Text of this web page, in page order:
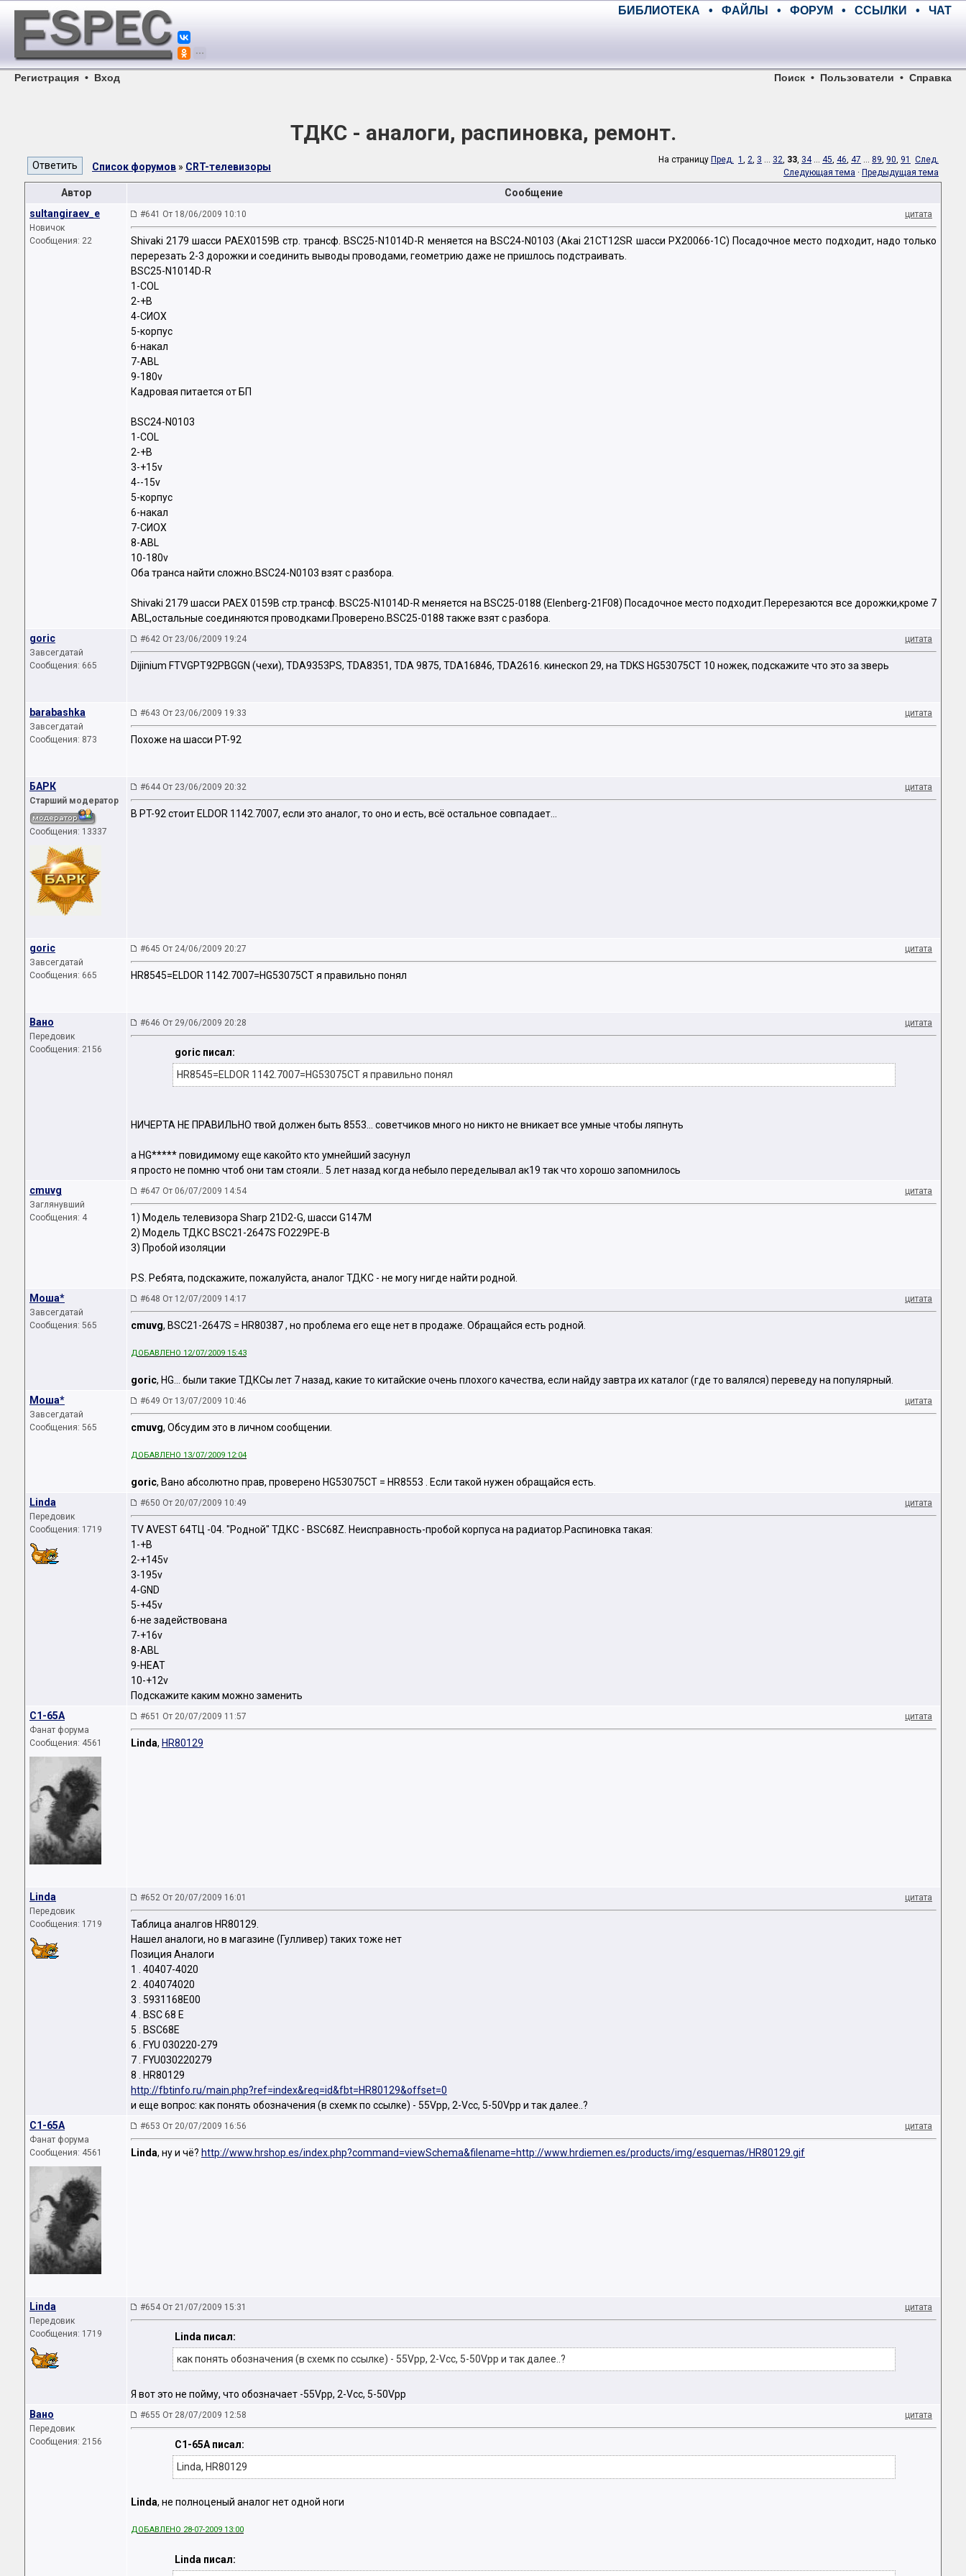
БИБЛИОТЕКА • ФАЙЛЫ • ФОРУМ • ССЫЛКИ • ЧАТ
Регистрация • Вход Поиск • Пользователи • Справка
ТДКС - аналоги, распиновка, ремонт.
Список форумов » CRT-телевизоры
На страницу Пред. 1 , 2, 3 ... 32, 33, 34... 45, 46, 47 ... 89, 90, 91
След.
Следующая тема · Предыдущая тема
Автор
Сообщение
sultangiraev_e
Новичок
Сообщения: 22
#641 От 18/06/2009 10:10 цитата
Shivaki 2179 шасси PAEX0159B cтр. трансф. BSC25-N1014D-R меняется на BSC24-N0103 (Akai 21CT12SR шасси PX20066-1C) Посадочное место подходит, надо только
перерезать 2-3 дорожки и соединить выводы проводами, геометрию даже не пришлось подстраивать.
BSC25-N1014D-R
1-COL
2-+B
4-СИОХ
5-корпус
6-накал
7-ABL
9-180v
Кадровая питается от БП
BSC24-N0103
1-COL
2-+B
3-+15v
4--15v
5-корпус
6-накал
7-СИОХ
8-ABL
10-180v
Оба транса найти сложно.BSC24-N0103 взят с разбора.
Shivaki 2179 шасси PAEX 0159B cтр.трансф. BSC25-N1014D-R меняется на BSC25-0188 (Elenberg-21F08) Посадочное место подходит.Перерезаются все дорожки,кроме 7
ABL,остальные соединяются проводками.Проверено.BSC25-0188 также взят с разбора.
goric
Завсегдатай
Сообщения: 665
#642 От 23/06/2009 19:24 цитата
Dijinium FTVGPT92PBGGN (чехи), TDA9353PS, TDA8351, TDA 9875, TDA16846, TDA2616. кинескоп 29, на TDKS HG53075СT 10 ножек, подскажите что это за зверь
barabashka
Завсегдатай
Сообщения: 873
#643 От 23/06/2009 19:33 цитата
Похоже на шасси PT-92
БАРК
Старший модератор
Сообщения: 13337
#644 От 23/06/2009 20:32 цитата
В PT-92 стоит ELDOR 1142.7007, если это аналог, то оно и есть, всё остальное совпадает...
goric
Завсегдатай
Сообщения: 665
#645 От 24/06/2009 20:27 цитата
HR8545=ELDOR 1142.7007=HG53075СT я правильно понял
Вано
Передовик
Сообщения: 2156
#646 От 29/06/2009 20:28 цитата
goric писал:
HR8545=ELDOR 1142.7007=HG53075СT я правильно понял
НИЧЕРТА НЕ ПРАВИЛЬНО твой должен быть 8553... советчиков много но никто не вникает все умные чтобы ляпнуть
а HG***** повидимому еще какойто кто умнейший засунул
я просто не помню чтоб они там стояли.. 5 лет назад когда небыло переделывал ак19 так что хорошо запомнилось
cmuvg
Заглянувший
Сообщения: 4
#647 От 06/07/2009 14:54 цитата
1) Модель телевизора Sharp 21D2-G, шасси G147M
2) Модель ТДКС BSC21-2647S FO229PE-B
3) Пробой изоляции
P.S. Ребята, подскажите, пожалуйста, аналог ТДКС - не могу нигде найти родной.
Моша*
Завсегдатай
Сообщения: 565
#648 От 12/07/2009 14:17 цитата
cmuvg, BSC21-2647S = HR80387 , но проблема его еще нет в продаже. Обращайся есть родной.
ДОБАВЛЕНО 12/07/2009 15:43
goric, HG... были такие ТДКСы лет 7 назад, какие то китайские очень плохого качества, если найду завтра их каталог (где то валялся) переведу на популярный.
Моша*
Завсегдатай
Сообщения: 565
#649 От 13/07/2009 10:46 цитата
cmuvg, Обсудим это в личном сообщении.
ДОБАВЛЕНО 13/07/2009 12:04
goric, Вано абсолютно прав, проверено HG53075CT = HR8553 . Если такой нужен обращайся есть.
Linda
Передовик
Сообщения: 1719
#650 От 20/07/2009 10:49 цитата
TV AVEST 64ТЦ -04. "Родной" ТДКС - BSC68Z. Неисправность-пробой корпуса на радиатор.Распиновка такая:
1-+В
2-+145v
3-195v
4-GND
5-+45v
6-не задействована
7-+16v
8-ABL
9-HEAT
10-+12v
Подскажите каким можно заменить
C1-65A
Фанат форума
Сообщения: 4561
#651 От 20/07/2009 11:57 цитата
Linda, HR80129
Linda
Передовик
Сообщения: 1719
#652 От 20/07/2009 16:01 цитата
Таблица аналгов HR80129.
Нашел аналоги, но в магазине (Гулливер) таких тоже нет
Позиция Аналоги
1 . 40407-4020
2 . 404074020
3 . 5931168E00
4 . BSC 68 E
5 . BSC68E
6 . FYU 030220-279
7 . FYU030220279
8 . HR80129
http://fbtinfo.ru/main.php?ref=index&req=id&fbt=HR80129&offset=0
и еще вопрос: как понять обозначения (в схемк по ссылке) - 55Vpp, 2-Vcc, 5-50Vpp и так далее..?
C1-65A
Фанат форума
Сообщения: 4561
#653 От 20/07/2009 16:56 цитата
Linda, ну и чё? http://www.hrshop.es/index.php?command=viewSchema&filename=http://www.hrdiemen.es/products/img/esquemas/HR80129.gif
Linda
Передовик
Сообщения: 1719
#654 От 21/07/2009 15:31 цитата
Linda писал:
как понять обозначения (в схемк по ссылке) - 55Vpp, 2-Vcc, 5-50Vpp и так далее..?
Я вот это не пойму, что обозначает -55Vpp, 2-Vcc, 5-50Vpp
Вано
Передовик
Сообщения: 2156
#655 От 28/07/2009 12:58 цитата
C1-65A писал:
Linda, HR80129
Linda, не полноценый аналог нет одной ноги
ДОБАВЛЕНО 28-07-2009 13:00
Linda писал: